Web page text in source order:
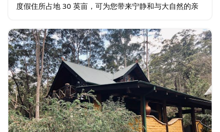
度假住所占地 30 英亩，可为您带来宁静和与大自然的亲
Moondance…